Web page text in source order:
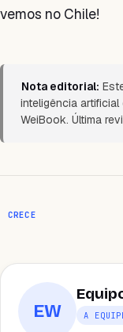
vemos no Chile!
Nota editorial:
inteligência
WeiBook. Última
CRECE
EW A